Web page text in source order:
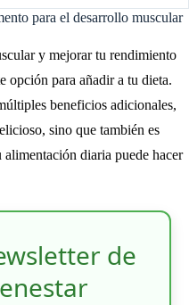
para el desarrollo muscular
y mejorar tu rendimiento
opción para añadir a tu dieta.
beneficios adicionales,
sino que también es
diaria puede hacer
de